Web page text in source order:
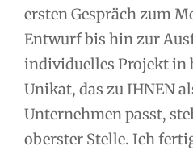
ersten Gespräch zum
Entwurf bis hin zur
individuelles Projekt in
Unikat, das zu IHNEN
Unternehmen passt,
oberster Stelle. Ich